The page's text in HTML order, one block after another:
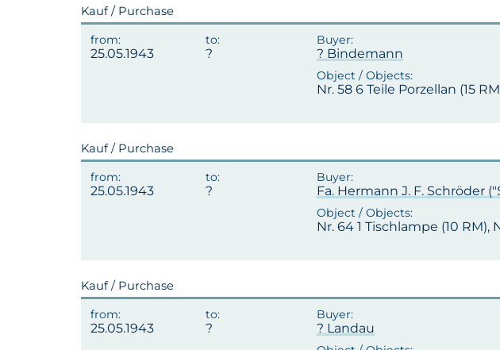
Kauf / Purchase
25.05.1943 ? Bindemann
Nr. 58 6 Teile Porzellan (15
Kauf / Purchase
25.05.1943 Fa. Hermann J. F. Schröder
Nr. 64 1 Tischlampe (10 RM),
Kauf / Purchase
25.05.1943 ? Landau